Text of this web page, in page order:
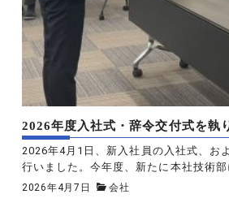
2026年度入社式・辞令交付式を執
2026年4月1日、新入社員の入社式、お
行いました。今年度、新たに本社技術部
2026年4月7日 会社